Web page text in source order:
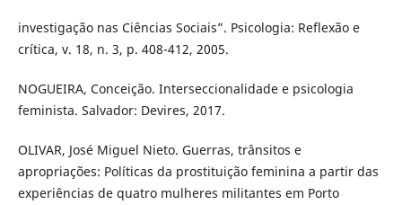
investigação nas Ciências Sociais”. Psicologia: Reflexão e
crítica, v. 18, n. 3, p. 408-412, 2005.
NOGUEIRA, Conceição. Interseccionalidade e psicologia
feminista. Salvador: Devires, 2017.
OLIVAR, José Miguel Nieto. Guerras, trânsitos e
apropriações: Políticas da prostituição feminina a partir das
experiências de quatro mulheres militantes em Porto